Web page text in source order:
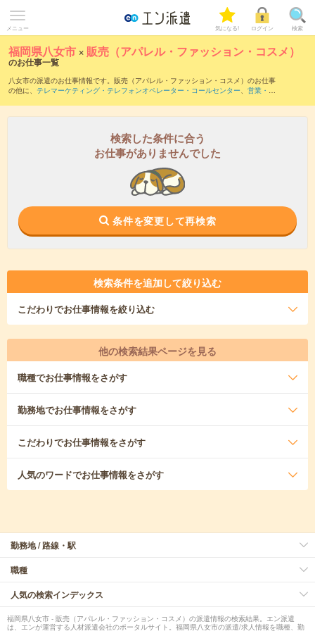
メニュー 気になる! ログイン 検索
福岡県八女市 × 販売（アパレル・ファッション・コスメ）
のお仕事一覧
八女市の派遣のお仕事情報です。販売（アパレル・ファッション・コスメ）のお仕事
の他に、 テレマーケティング・テレフォンオペレーター・コールセンター、 営業・企
でいただけます。職種辞典：販売（アパレル・ファッション・コスメ）のお仕事と
検索した条件に合う
お仕事がありませんでした
条件を変更して再検索
検索条件を追加して絞り込む
こだわりでお仕事情報を絞り込む
他の検索結果ページを見る
職種でお仕事情報をさがす
勤務地でお仕事情報をさがす
こだわりでお仕事情報をさがす
人気のワードでお仕事情報をさがす
勤務地 / 路線・駅
職種
人気の検索インデックス
福岡県八女市 - 販売（アパレル・ファッション・コスメ）の派遣情報の検索結果。エン派遣
は、エンが運営する人材派遣会社のポータルサイト。福岡県八女市の派遣/求人情報を職種、勤